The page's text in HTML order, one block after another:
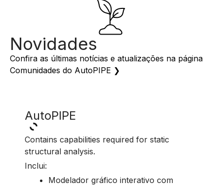
Novidades
Confira as últimas notícias e atualizações na página
Comunidades do AutoPIPE ❯
AutoPIPE
Contains capabilities required for static
structural analysis.
Inclui:
Modelador gráfico interativo com